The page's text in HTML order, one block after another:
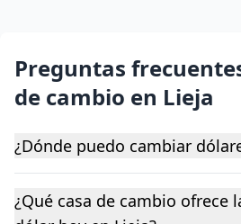
Preguntas
de cambio en Lieja
¿Dónde puedo cambiar
¿Qué casa de cambio ofrece